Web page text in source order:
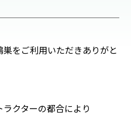
をご利用いただきありがと
クターの都合により